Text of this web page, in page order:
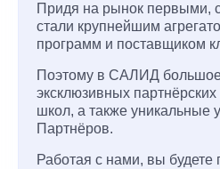
Придя на рынок первыми,
стали крупнейшим
программ и поставщиком
Поэтому в САЛИД большое
эксклюзивных
школ, а также уникальные
Партнёров.
Работая с нами, вы